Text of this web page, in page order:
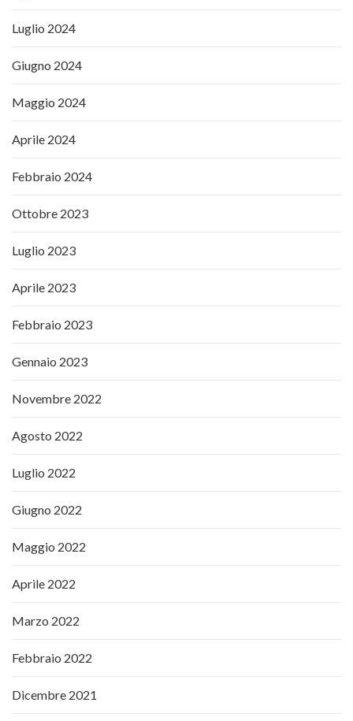
Luglio 2024
Giugno 2024
Maggio 2024
Aprile 2024
Febbraio 2024
Ottobre 2023
Luglio 2023
Aprile 2023
Febbraio 2023
Gennaio 2023
Novembre 2022
Agosto 2022
Luglio 2022
Giugno 2022
Maggio 2022
Aprile 2022
Marzo 2022
Febbraio 2022
Dicembre 2021